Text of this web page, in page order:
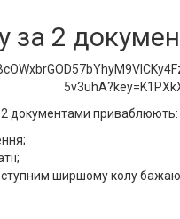
за 2
2 документами приваблюють:
ширшому колу